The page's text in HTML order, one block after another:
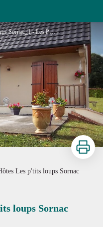
19290
Chambres d'Hôtes Les p'tits loups Sornac_1 - Les P'tits Loups 1
l'image en plein écran
Imprimer
Les p'tits loups Sornac
loups Sornac